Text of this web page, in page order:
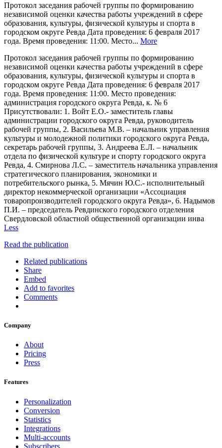
Протокол заседания рабочей группы по формированию
независимой оценки качества работы учреждений в сфере
образования, культуры, физической культуры и спорта в
городском округе Ревда Дата проведения: 6 февраля 2017
года. Время проведения: 11:00. Место... More
Протокол заседания рабочей группы по формированию
независимой оценки качества работы учреждений в сфере
образования, культуры, физической культуры и спорта в
городском округе Ревда Дата проведения: 6 февраля 2017
года. Время проведения: 11:00. Место проведения:
администрация городского округа Ревда, к. № 6
Присутствовали: 1. Войт Е.О.- заместитель главы
администрации городского округа Ревда, руководитель
рабочей группы, 2. Васильева М.В. – начальник управления
культуры и молодежной политики городского округа Ревда,
секретарь рабочей группы, 3. Андреева Е.Л. – начальник
отдела по физической культуре и спорту городского округа
Ревда, 4. Смирнова Л.С. – заместитель начальника управления
стратегического планирования, экономики и
потребительского рынка, 5. Мячин Ю.С.- исполнительный
директор некоммерческой организации «Ассоциация
товаропроизводителей городского округа Ревда», 6. Надымов
П.И. – председатель Ревдинского городского отделения
Свердловской областной общественной организации инва
Less
Read the publication
Related publications
Share
Embed
Add to favorites
Comments
Company
About
Pricing
Press
Features
Personalization
Conversion
Statistics
Integrations
Multi-accounts
Subscribers